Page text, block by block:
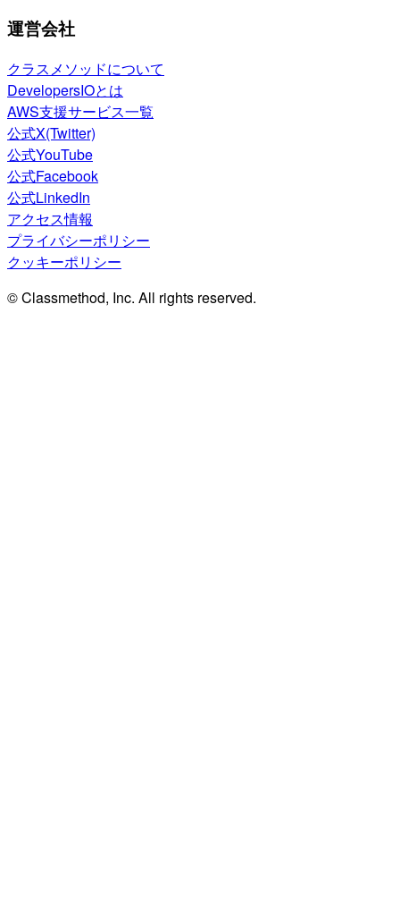
運営会社
クラスメソッドについて
DevelopersIOとは
AWS支援サービス一覧
公式X(Twitter)
公式YouTube
公式Facebook
公式LinkedIn
アクセス情報
プライバシーポリシー
クッキーポリシー
© Classmethod, Inc. All rights reserved.